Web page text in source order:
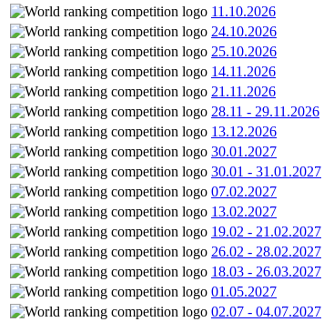
11.10.2026
24.10.2026
25.10.2026
14.11.2026
21.11.2026
28.11 - 29.11.2026
13.12.2026
30.01.2027
30.01 - 31.01.2027
07.02.2027
13.02.2027
19.02 - 21.02.2027
26.02 - 28.02.2027
18.03 - 26.03.2027
01.05.2027
02.07 - 04.07.2027